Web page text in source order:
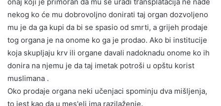
nekog ko će mu dobrovoljno donirati taj organ dozvoljeno
mu je da ga kupi da bi se spasio od smrti, a grijeh prodaje
tog organa je na onome ko ga je prodao. Ako bi institucije
koja skupljaju krv ili organe davali nadoknadu onome ko ih
donira na njemu je da taj imetak potroši u opštu korist
muslimana .
Oko prodaje organa neki učenjaci spominju dva mišljenja,
to jest kao da u mes'eli ima razilaženje.